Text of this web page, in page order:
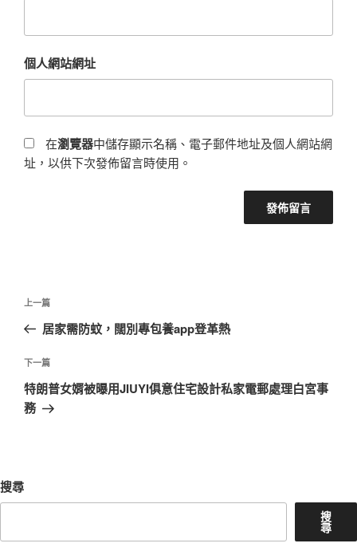
個人網站網址
在瀏覽器中儲存顯示名稱、電子郵件地址及個人網站網
址，以供下次發佈留言時使用。
文
導
覽
上
一
文
章
上一篇
居家需防蚊，闊別專包養app登革熱
下
一
篇
下一篇
特朗普女婿被曝用JIUYI俱意住宅設計私家電郵處理白宮事
務
搜尋
搜
尋